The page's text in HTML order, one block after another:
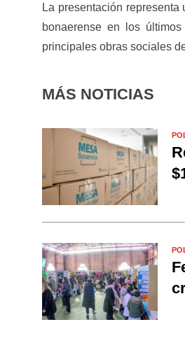
La presentación
bonaerense en los
principales obras sociales
MÁS NOTICIAS